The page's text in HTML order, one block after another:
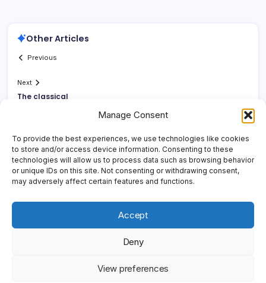
Manage Consent
To provide the best experiences, we use technologies like cookies
to store and/or access device information. Consenting to these
technologies will allow us to process data such as browsing behavior
or unique IDs on this site. Not consenting or withdrawing consent,
may adversely affect certain features and functions.
Accept
Deny
View preferences
Other Articles
Previous
Next
The classical
Yonder Lies It. All rights reserved.